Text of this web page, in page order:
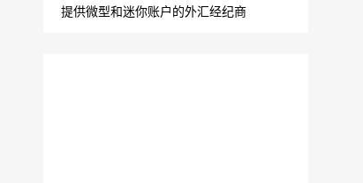
提供微型和迷你账户的外汇经纪商